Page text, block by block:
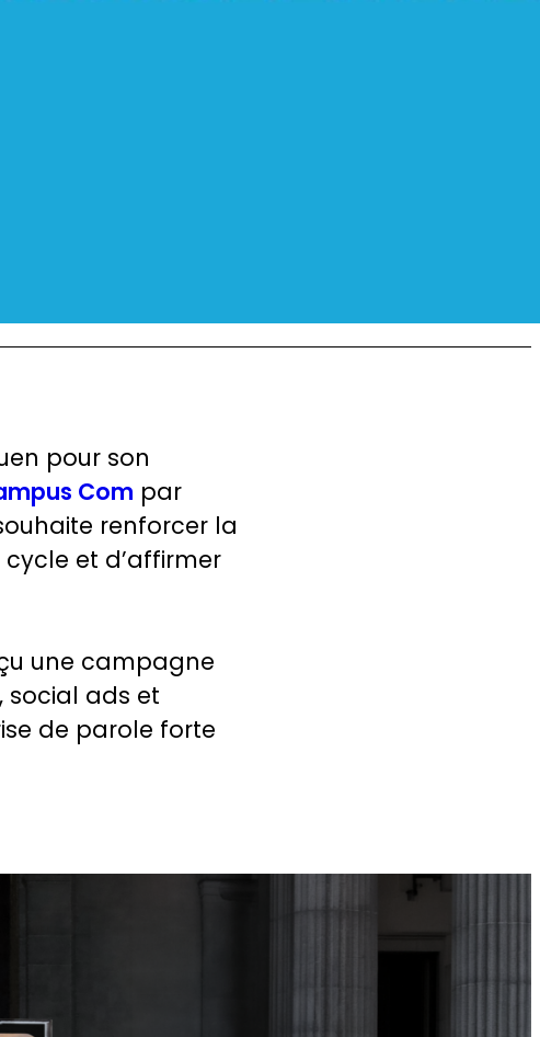
pour son
Com par
renforcer la
et d’affirmer
une campagne
ads et
de parole forte